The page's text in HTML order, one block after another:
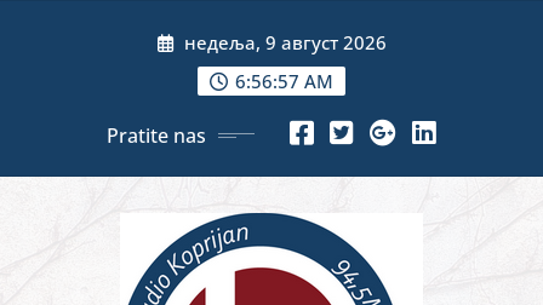
недеља, 9 август 2026
6:56:58 AM
Pratite nas